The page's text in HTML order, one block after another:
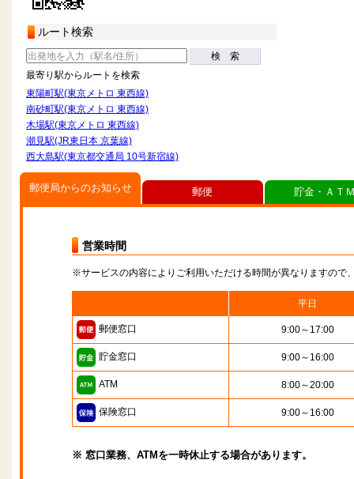
ルート検索
検 索
最寄り駅からルートを検索
東陽町駅(東京メトロ 東西線)
南砂町駅(東京メトロ 東西線)
木場駅(東京メトロ 東西線)
潮見駅(JR東日本 京葉線)
西大島駅(東京都交通局 10号新宿線)
郵便局からのお知らせ
営業時間
※サービスの内容によりご利用いただける時間が異なりますので
平日
郵便窓口 9:00～17:00
貯金窓口 9:00～16:00
ATM 8:00～20:00
保険窓口 9:00～16:00
※ 窓口業務、ATMを一時休止する場合があります。
郵便 貯金・ＡＴ